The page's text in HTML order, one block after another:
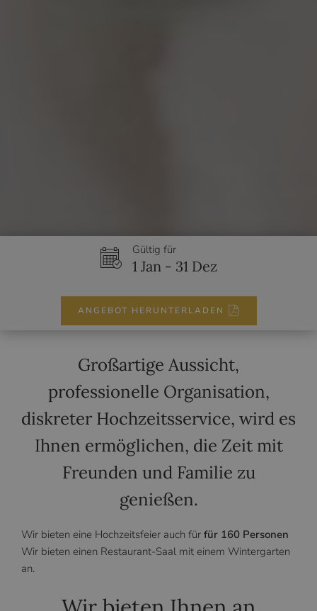
1 Jan - 31 Dez
Gültig für
ANGEBOT HERUNTERLADEN
Großartige Aussicht,
professionelle Organisation,
diskreter Hochzeitsservice, wird es
Ihnen ermöglichen, die Zeit mit
Freunden und Familie zu
genießen.
Wir bieten eine Hochzeitsfeier auch für für 160 Personen
Wir bieten einen Restaurant-Saal mit einem Wintergarten
an.